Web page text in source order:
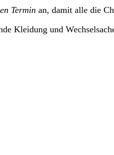
Termin an, damit alle die
Kleidung und